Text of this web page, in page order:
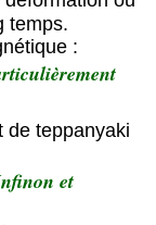
temps.
:
de teppanyaki
et